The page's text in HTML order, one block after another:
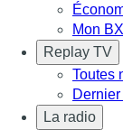
Mon
Replay TV
Toutes
La radio